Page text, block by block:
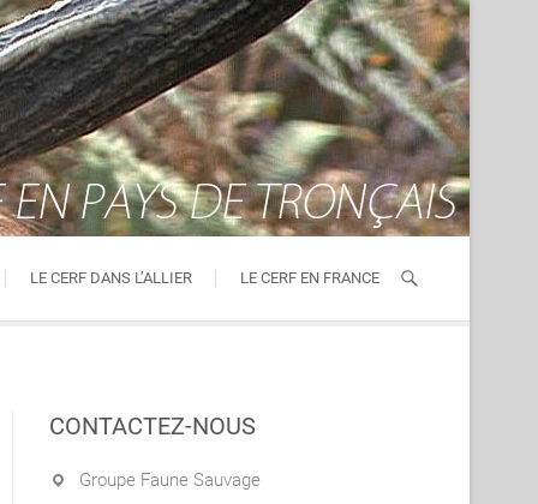
LE CERF DANS L’ALLIER LE CERF EN FRANCE
CONTACTEZ-NOUS
Groupe Faune Sauvage